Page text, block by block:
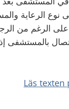
الرعاية
الرغم من
بالمستشفى